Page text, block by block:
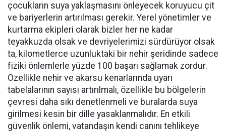
çocukların suya yaklaşmasını önleyecek koruyucu çit
ve bariyerlerin artırılması gerekir. Yerel yönetimler ve
kurtarma ekipleri olarak bizler her ne kadar
teyakkuzda olsak ve devriyelerimizi sürdürüyor olsak
ta, kilometlerce uzunluktaki bir nehir şeridinde sadece
fiziki önlemlerle yüzde 100 başarı sağlamak zordur.
Özellikle nehir ve akarsu kenarlarında uyarı
tabelalarının sayısı artırılmalı, özellikle bu bölgelerin
çevresi daha sıkı denetlenmeli ve buralarda suya
girilmesi kesin bir dille yasaklanmalıdır. En etkili
güvenlik önlemi, vatandaşın kendi canını tehlikeye